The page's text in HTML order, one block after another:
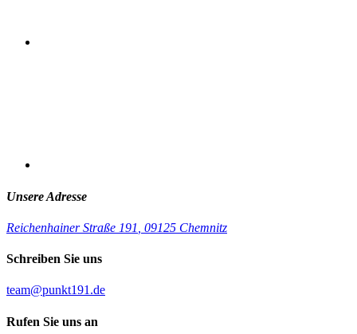
Unsere Adresse
Reichenhainer Straße 191 09125 Chemnitz
Schreiben Sie uns
team@punkt191.de
Rufen Sie uns an